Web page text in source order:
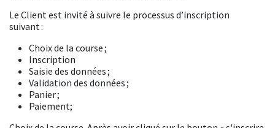
Le Client est invité à suivre le processus d’inscription
suivant :
Choix de la course ;
Inscription
Saisie des données ;
Validation des données ;
Panier ;
Paiement;